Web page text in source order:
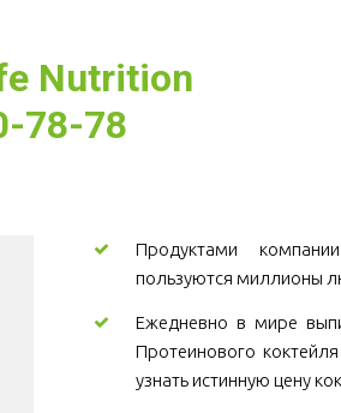
Nutrition
78-78
Продуктами
пользуются миллионы
Ежедневно в мире
Протеинового
узнать истинную цену